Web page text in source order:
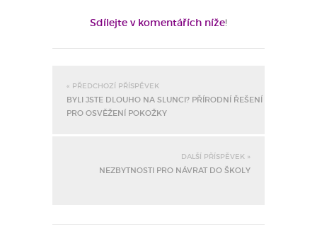
Sdílejte v komentářích níže!
« PŘEDCHOZÍ PŘÍSPĚVEK
BYLI JSTE DLOUHO NA SLUNCI? PŘÍRODNÍ ŘEŠENÍ
PRO OSVĚŽENÍ POKOŽKY
DALŠÍ PŘÍSPĚVEK »
NEZBYTNOSTI PRO NÁVRAT DO ŠKOLY